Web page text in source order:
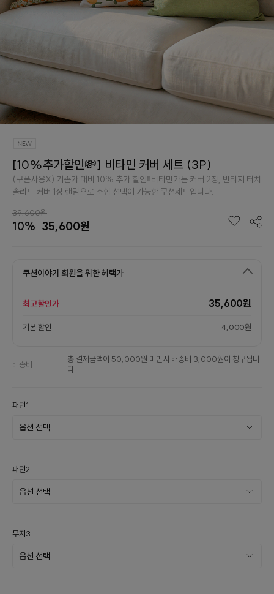
[10%추가할인💸] 비타민 커버 세트 (3P)
(쿠폰사용X) 기존가 대비 10% 추가 할인‼️비타민가든 커버 2장, 빈티지 터치
솔리드 커버 1장 랜덤으로 조합 선택이 가능한 쿠션세트입니다.
39,600원
10% 35,600원
쿠션이야기 회원을 위한 혜택가
최고할인가 35,600원
기본 할인 4,000원
배송비
총 결제금액이 50,000원 미만시 배송비 3,000원이 청구됩니
다.
패턴1
패턴2
무지3